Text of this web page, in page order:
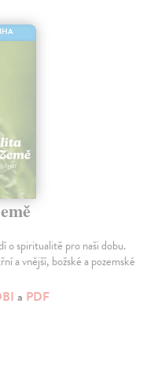
o spiritualitě pro naši dobu.
a vnější, božské a pozemské
a PDF